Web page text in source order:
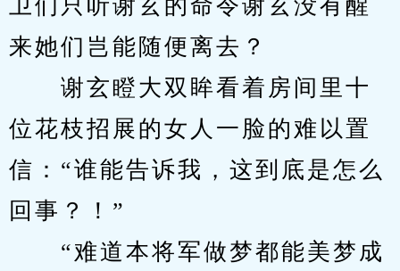
卫们只听谢玄的命令谢玄没有醒
来她们岂能随便离去？
谢玄瞪大双眸看着房间里十
位花枝招展的女人一脸的难以置
信：“谁能告诉我，这到底是怎么
回事？！”
“难道本将军做梦都能美梦成